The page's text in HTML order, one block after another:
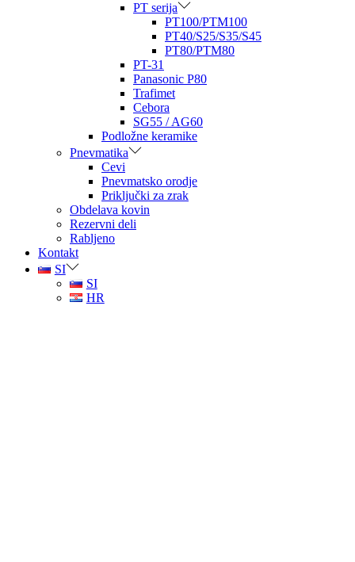
PT serija
PT100/PTM100
PT40/S25/S35/S45
PT80/PTM80
PT-31
Panasonic P80
Trafimet
Cebora
SG55 / AG60
Podložne keramike
Pnevmatika
Cevi
Pnevmatsko orodje
Priključki za zrak
Obdelava kovin
Rezervni deli
Rabljeno
Kontakt
SI
SI
HR